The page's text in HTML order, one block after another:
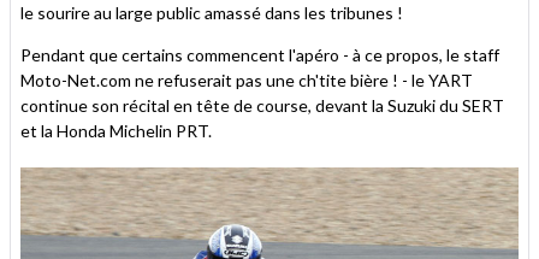
le sourire au large public amassé dans les tribunes !
Pendant que certains commencent l'apéro - à ce propos, le staff
Moto-Net.com ne refuserait pas une ch'tite bière ! - le YART
continue son récital en tête de course, devant la Suzuki du SERT
et la Honda Michelin PRT.